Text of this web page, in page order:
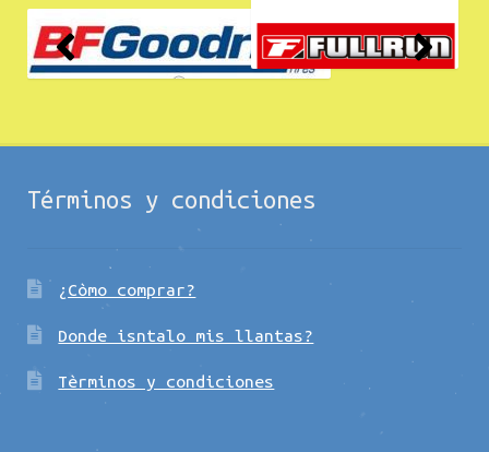
Términos y condiciones
¿Còmo comprar?
Donde isntalo mis llantas?
Tèrminos y condiciones